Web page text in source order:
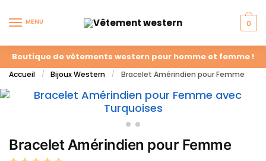
MENU 0
Boutique de vêtements western pour homme et femme !
Accueil / Bijoux Western / Bracelet Amérindien pour Femme
Bracelet Amérindien pour Femme